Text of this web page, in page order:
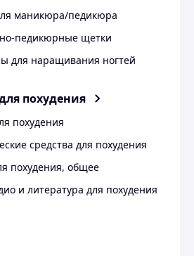
маникюра/педикюра
педикюрные щетки
для наращивания ногтей
похудения
похудения
средства для похудения
похудения, общее
и литература для похудения